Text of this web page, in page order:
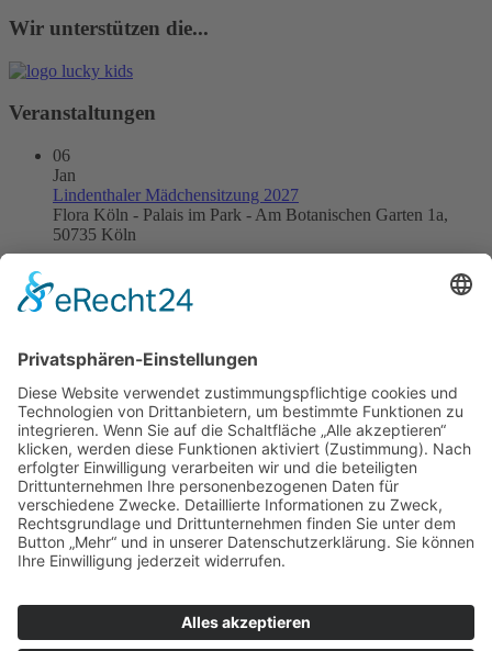
Wir unterstützen die...
Veranstaltungen
06
Jan
Lindenthaler Mädchensitzung 2027
Flora Köln - Palais im Park - Am Botanischen Garten 1a,
50735 Köln
Jan
Kneipensitzung 2027
Jan
Kinderkostümsitzung 2027
Apostelgymnasium, Biggestraße 2, 50931 Köln
31
Jan
Große Jubiläumssitzung
Flora Köln - Palais im Park - Am Botanischen Garten 1a,
50735 Köln
04
Feb
Hermeskeiler Platz